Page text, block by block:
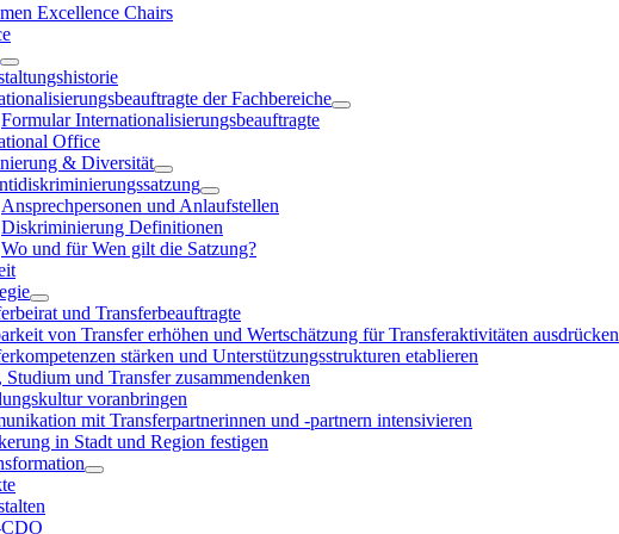
Excellence Chairs
der Fachbereiche
Formular Internationalisierungsbeauftragte
Office
& Diversität
Ansprechpersonen und Anlaufstellen
Diskriminierung Definitionen
Wo und für Wen gilt die Satzung?
und Transferbeauftragte
von Transfer erhöhen und Wertschätzung für Transferaktivitäten ausdrücken
stärken und Unterstützungsstrukturen etablieren
Studium und Transfer zusammendenken
voranbringen
mit Transferpartnerinnen und -partnern intensivieren
in Stadt und Region festigen